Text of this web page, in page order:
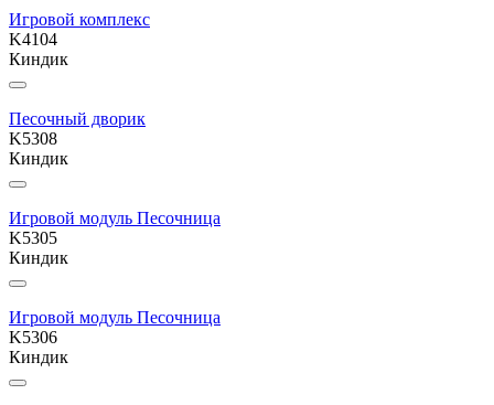
Игровой комплекс
K4104
Киндик
Песочный дворик
K5308
Киндик
Игровой модуль Песочница
K5305
Киндик
Игровой модуль Песочница
K5306
Киндик